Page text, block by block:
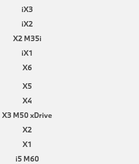
iX3
iX2
X2 M35i
iX1
X6
X5
X4
X3 M50 xDrive
X2
X1
i5 M60